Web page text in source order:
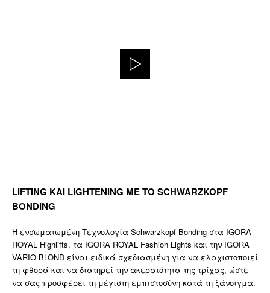
LIFTING ΚΑΙ LIGHTENING ΜΕ ΤΟ SCHWARZKOPF
BONDING
Η ενσωματωμένη Τεχνολογία Schwarzkopf Bonding στα IGORA
ROYAL Highlifts, τα IGORA ROYAL Fashion Lights και την IGORA
VARIO BLOND είναι ειδικά σχεδιασμένη για να ελαχιστοποιεί
τη φθορά και να διατηρεί την ακεραιότητα της τρίχας, ώστε
να σας προσφέρει τη μέγιστη εμπιστοσύνη κατά τη ξάνοιγμα.